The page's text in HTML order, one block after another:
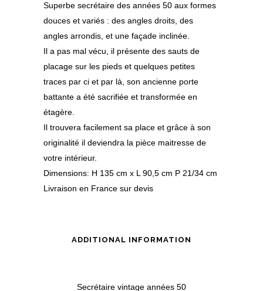
Superbe secrétaire des années 50 aux formes
douces et variés : des angles droits, des
angles arrondis, et une façade inclinée.
Il a pas mal vécu, il présente des sauts de
placage sur les pieds et quelques petites
traces par ci et par là, son ancienne porte
battante a été sacrifiée et transformée en
étagère.
Il trouvera facilement sa place et grâce à son
originalité il deviendra la pièce maitresse de
votre intérieur.
Dimensions: H 135 cm x L 90,5 cm P 21/34 cm
Livraison en France sur devis
ADDITIONAL INFORMATION
Secrétaire vintage années 50